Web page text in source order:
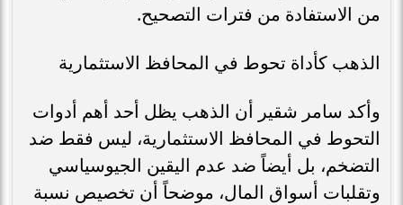
من الاستفادة من فترات التصحيح.
الذهب كأداة تحوط في المحافظ الاستثمارية
وأكد سامر شقير أن الذهب يظل أحد أهم أدوات
التحوط في المحافظ الاستثمارية، ليس فقط ضد
التضخم، بل أيضاً ضد عدم اليقين الجيوسياسي
وتقلبات أسواق المال، موضحاً أن تخصيص نسبة